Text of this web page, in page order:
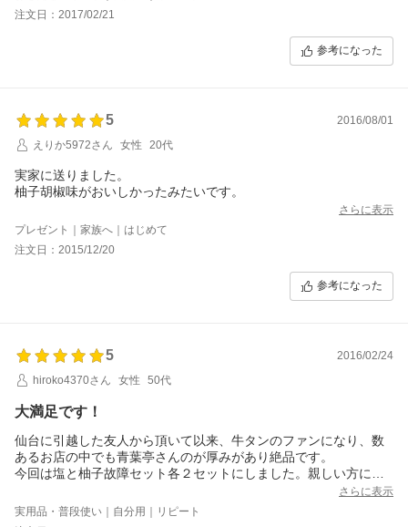
注文日：2017/02/21
参考になった
5
2016/08/01
えりか5972さん
女性 20代
実家に送りました。
柚子胡椒味がおいしかったみたいです。
さらに表示
プレゼント｜家族へ｜はじめて
注文日：2015/12/20
参考になった
5
2016/02/24
hiroko4370さん
女性 50代
大満足です！
仙台に引越した友人から頂いて以来、牛タンのファンになり、数
あるお店の中でも青葉亭さんのが厚みがあり絶品です。
今回は塩と柚子故障セット各２セットにしました。親しい方に差
し上げる分と自分用に頂きましたが、とても喜んでもらえて良か
ったです。
さらに表示
実用品・普段使い｜自分用｜リピート